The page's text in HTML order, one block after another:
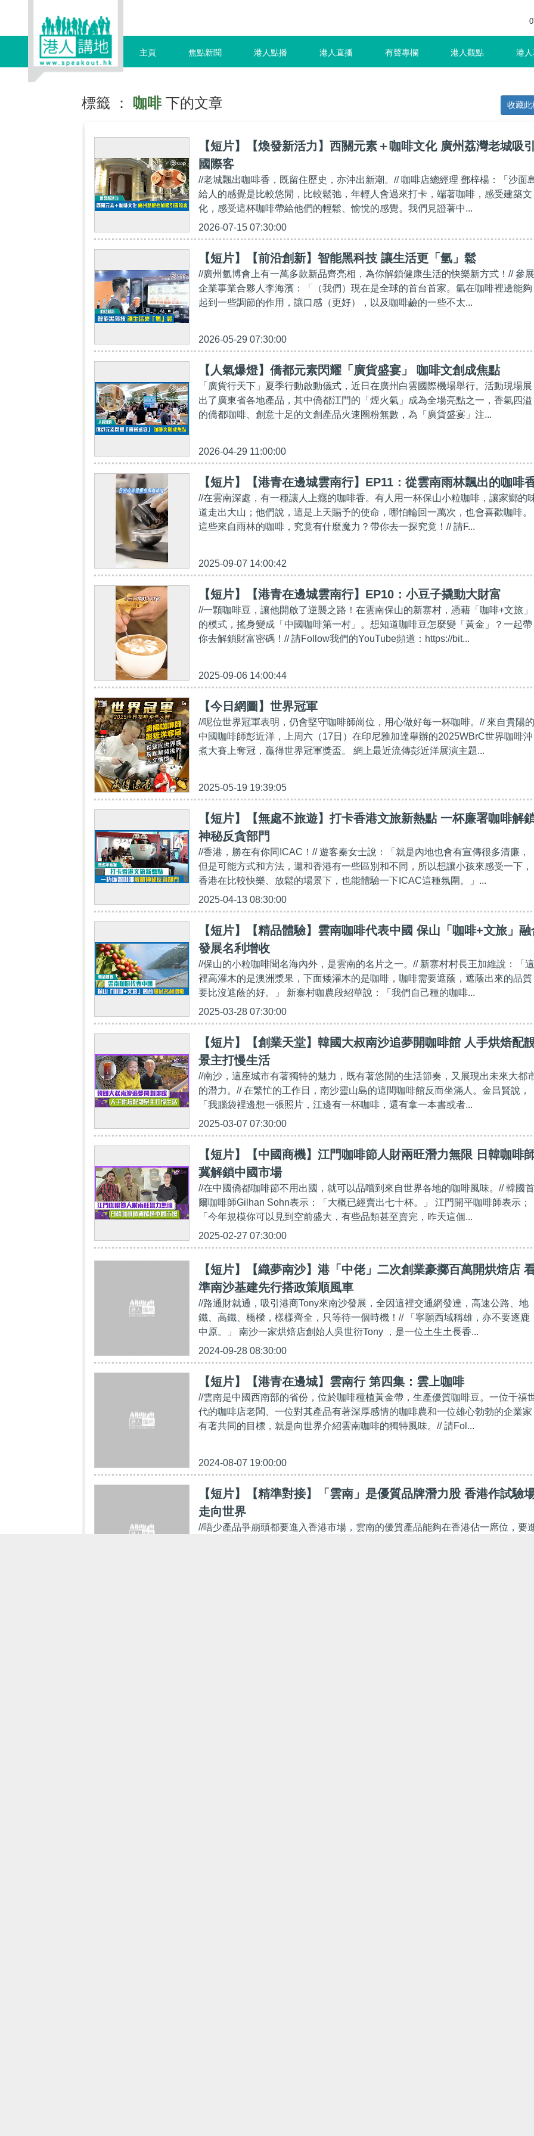
主頁 焦點新聞 港人點播 港人直播 有聲專欄 港人觀點 港
標籤 ： 咖啡下的文章 收藏此
【短片】【煥發新活力】西關元素＋咖啡文化 廣州荔灣老城吸引
國際客
//老城飄出咖啡香，既留住歷史，亦沖出新潮。// 咖啡店總經理 鄧梓楊：「沙面
給人的感覺是比較悠閒，比較鬆弛，年輕人會過來打卡，端著咖啡，感受建築文
化，感受這杯咖啡帶給他們的輕鬆、愉悅的感覺。我們見證著中...
2026-07-15 07:30:00
【短片】【前沿創新】智能黑科技 讓生活更「氫」鬆
//廣州氫博會上有一萬多款新品齊亮相，為你解鎖健康生活的快樂新方式！// 參展
企業事業合夥人李海濱：「（我們）現在是全球的首台首家。氫在咖啡裡邊能夠
起到一些調節的作用，讓口感（更好），以及咖啡鹼的一些不太...
2026-05-29 07:30:00
【人氣爆燈】僑都元素閃耀「廣貨盛宴」 咖啡文創成焦點
「廣貨行天下」夏季行動啟動儀式，近日在廣州白雲國際機場舉行。活動現場展
出了廣東省各地產品，其中僑都江門的「煙火氣」成為全場亮點之一，香氣四溢
的僑都咖啡、創意十足的文創產品火速圈粉無數，為「廣貨盛宴」注...
2026-04-29 11:00:00
【短片】【港青在邊城雲南行】EP11：從雲南雨林飄出的咖啡
//在雲南深處，有一種讓人上癮的咖啡香。有人用一杯保山小粒咖啡，讓家鄉的
道走出大山；他們說，這是上天賜予的使命，哪怕輪回一萬次，也會喜歡咖啡。
這些來自雨林的咖啡，究竟有什麼魔力？帶你去一探究竟！// 請F...
2025-09-07 14:00:42
【短片】【港青在邊城雲南行】EP10：小豆子撬動大財富
//一顆咖啡豆，讓他開啟了逆襲之路！在雲南保山的新寨村，憑藉「咖啡+文旅」
的模式，搖身變成「中國咖啡第一村」。想知道咖啡豆怎麼變「黃金」？一起帶
你去解鎖財富密碼！// 請Follow我們的YouTube頻道：https://bit...
2025-09-06 14:00:44
【今日網圖】世界冠軍
//呢位世界冠軍表明，仍會堅守咖啡師崗位，用心做好每一杯咖啡。// 來自貴陽的
中國咖啡師彭近洋，上周六（17日）在印尼雅加達舉辦的2025WBrC世界咖啡沖
煮大賽上奪冠，贏得世界冠軍獎盃。 網上最近流傳彭近洋展演主題...
2025-05-19 19:39:05
【短片】【無處不旅遊】打卡香港文旅新熱點 一杯廉署咖啡解
神秘反貪部門
//香港，勝在有你同ICAC！// 遊客秦女士說：「就是內地也會有宣傳很多清廉，
但是可能方式和方法，還和香港有一些區別和不同，所以想讓小孩來感受一下，
香港在比較快樂、放鬆的場景下，也能體驗一下ICAC這種氛圍。」...
2025-04-13 08:30:00
【短片】【精品體驗】雲南咖啡代表中國 保山「咖啡+文旅」融
發展名利增收
//保山的小粒咖啡聞名海內外，是雲南的名片之一。// 新寨村村長王加維說：「這
裡高灌木的是澳洲漿果，下面矮灌木的是咖啡，咖啡需要遮蔭，遮蔭出來的品質
要比沒遮蔭的好。」 新寨村咖農段紹華說：「我們自己種的咖啡...
2025-03-28 07:30:00
【短片】【創業天堂】韓國大叔南沙追夢開咖啡館 人手烘焙配
景主打慢生活​
//南沙，這座城市有​著獨特的魅力，既有著悠閒的生活節奏，又展現出未來大都
的潛力。// 在繁忙的工作日，南沙靈山島的這間咖啡館反而坐滿人。金昌賢說，
「我腦袋裡邊想一張照片，江邊有一杯咖啡，還有拿一本書或者...
2025-03-07 07:30:00
【短片】【中國商機】江門咖啡節人財兩旺潛力無限 日韓咖啡
冀解鎖中國市場
//在中國僑都咖啡節不用出國，就可以品嚐到來自世界各地的咖啡風味。// 韓國首
爾咖啡師Gilhan Sohn表示：「大概已經賣出七十杯。」 江門開平咖啡師表示；
「今年規模你可以見到空前盛大，有些品類甚至賣完，昨天這個...
2025-02-27 07:30:00
【短片】【織夢南沙】港「中佬」二次創業豪擲百萬開烘焙店
準南沙基建先行搭政策順風車
//路通財就通，吸引港商Tony來南沙發展，全因這裡交通網發達，高速公路、地
鐵、高鐵、橋樑，樣樣齊全，只等待一個時機！// 「寧願西域稱雄，亦不要逐鹿
中原。」 南沙一家烘焙店創始人吳世衍Tony ，是一位土生土長香...
2024-09-28 08:30:00
【短片】【港青在邊城】雲南行 第四集：雲上咖啡
//雲南是中國西南部的省份，位於咖啡種植黃金帶，生產優質咖啡豆。一位千禧
代的咖啡店老闆、一位對其產品有著深厚感情的咖啡農和一位雄心勃勃的企業家
有著共同的目標，就是向世界介紹雲南咖啡的獨特風味。// 請Fol...
2024-08-07 19:00:00
【短片】【精準對接】「雲南」是優質品牌潛力股 香港作試驗
走向世界
//唔少產品爭崩頭都要進入香港市場，雲南的優質產品能夠在香港佔一席位，要